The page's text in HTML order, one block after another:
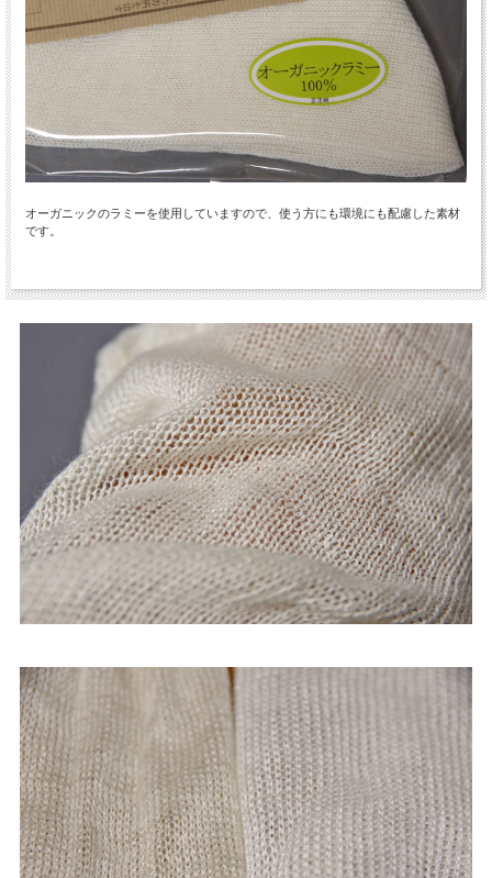
オーガニックのラミーを使用していますので、使う方にも環境にも配慮した素材
です。